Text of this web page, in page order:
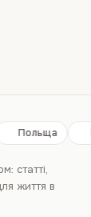
Польща
статті,
життя в